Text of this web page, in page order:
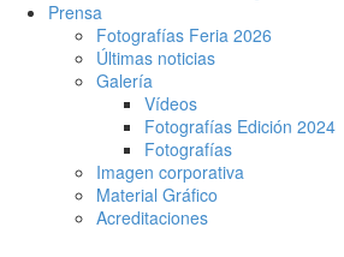
Prensa
Fotografías Feria 2026
Últimas noticias
Galería
Vídeos
Fotografías Edición 2024
Fotografías
Imagen corporativa
Material Gráfico
Acreditaciones